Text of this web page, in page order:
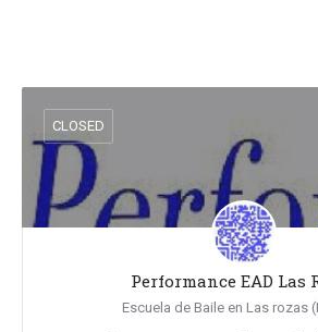
Performance EAD Las
Escuela de Baile en Las rozas
CLOSED